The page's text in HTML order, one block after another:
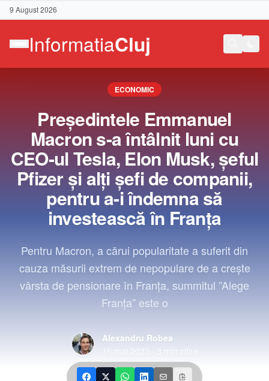
9 August 2026
Contact
ECONOMIC
Preşedintele Emmanuel
Macron s-a întâlnit luni cu
CEO-ul Tesla, Elon Musk, şeful
Pfizer şi alţi şefi de companii,
pentru a-i îndemna să
investească în Franţa
Pentru Macron, a cărui popularitate a suferit din
cauza măsurii extrem de nepopulare de a creşte
vârsta de pensionare în Franţa, summitul ”Alege
Franţa” este o
Alexandru Robea
16 mai 2023
3 min citire